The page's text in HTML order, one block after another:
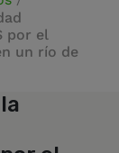
por el
un río de